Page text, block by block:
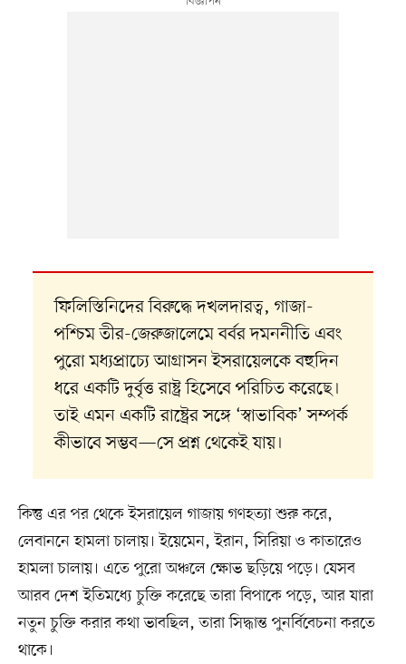
ফিলিস্তিনিদের বিরুদ্ধে দখলদারত্ব, গাজা-
পশ্চিম তীর-জেরুজালেমে বর্বর দমননীতি এবং
পুরো মধ্যপ্রাচ্যে আগ্রাসন ইসরায়েলকে বহুদিন
ধরে একটি দুর্বৃত্ত রাষ্ট্র হিসেবে পরিচিত করেছে।
তাই এমন একটি রাষ্ট্রের সঙ্গে ‘স্বাভাবিক’ সম্পর্ক
কীভাবে সম্ভব—সে প্রশ্ন থেকেই যায়।
কিন্তু এর পর থেকে ইসরায়েল গাজায় গণহত্যা শুরু করে,
লেবাননে হামলা চালায়। ইয়েমেন, ইরান, সিরিয়া ও কাতারেও
হামলা চালায়। এতে পুরো অঞ্চলে ক্ষোভ ছড়িয়ে পড়ে। যেসব
আরব দেশ ইতিমধ্যে চুক্তি করেছে তারা বিপাকে পড়ে, আর যারা
নতুন চুক্তি করার কথা ভাবছিল, তারা সিদ্ধান্ত পুনর্বিবেচনা করতে
থাকে।